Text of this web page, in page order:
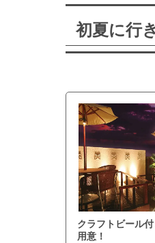
初夏に行
クラフトビール
用意！